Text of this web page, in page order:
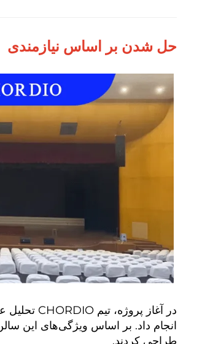
حل شدن بر اساس نیازمندی
انجام داد. بر اساس ویژگی‌های این
طراحی کردند.